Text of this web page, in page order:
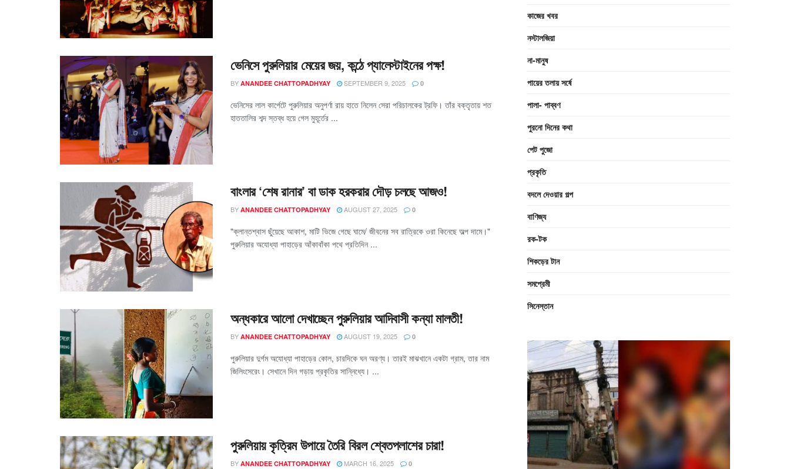
ভেনিসে পুরুলিয়ার মেয়ের জয়, কন্ঠে প্যালেস্টাইনের পক্ষ!
BY ANANDEE CHATTOPADHYAY SEPTEMBER 9, 2025 0
ভেনিসের লাল কার্পেটে পুরুলিয়ার অনুপর্ণা রায় হাতে নিলেন সেরা পরিচালকের ট্রফি। তাঁর বক্তৃতায় শত
হাততালির শব্দ স্তব্ধ হয়ে গেল মুহূর্তের ...
বাংলার ‘শেষ রানার’ বা ডাক হরকরার দৌড় চলছে আজও!
BY ANANDEE CHATTOPADHYAY AUGUST 27, 2025 0
"ক্লান্তশ্বাস ছুঁয়েছে আকাশ, মাটি ভিজে গেছে ঘামে/ জীবনের সব রাত্রিকে ওরা কিনেছে অল্প দামে।"
পুরুলিয়ার অযোধ্যা পাহাড়ের আঁকাবাঁকা পথে প্রতিদিন ...
অন্ধকারে আলো দেখাচ্ছেন পুরুলিয়ার আদিবাসী কন্যা মালতী!
BY ANANDEE CHATTOPADHYAY AUGUST 19, 2025 0
পুরুলিয়ার দুর্গম অযোধ্যা পাহাড়ের কোল, চারদিকে ঘন অরণ্য। তারই মাঝখানে একটা গ্রাম, তার নাম
জিলিংসেরেং। সেখানে দিন গড়ায় প্রকৃতির সান্নিধ্যে। ...
পুরুলিয়ায় কৃত্রিম উপায়ে তৈরি বিরল শ্বেতপলাশের চারা!
BY ANANDEE CHATTOPADHYAY MARCH 16, 2025 0
কাজের খবর
নস্টালজিয়া
না-মানুষ
পায়ের তলায় সর্ষে
পালা- পাব্বণ
পুরনো দিনের কথা
পেট পুজো
প্রকৃতি
বদলে দেওয়ার গল্প
বাণিজ্য
রক-টক
শিকড়ের টান
সমপ্রেমী
সিনেস্তান